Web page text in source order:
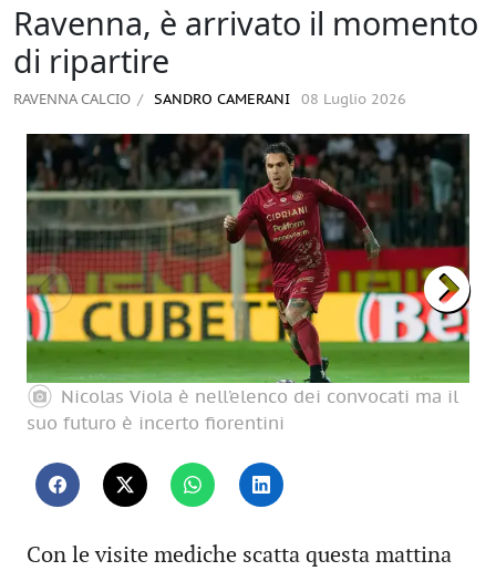
Ravenna, è arrivato il momento
di ripartire
RAVENNA CALCIO SANDRO CAMERANI 08 Luglio 2026
Nicolas Viola è nell’elenco dei convocati ma il
suo futuro è incerto fiorentini
Con le visite mediche scatta questa mattina